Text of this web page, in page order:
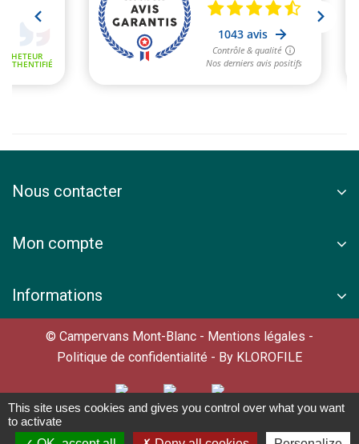
Nous contacter
Mon compte
Informations
© Campervans Mont-Blanc - Mentions légales -
Politique de confidentialité - By KLOROFILE
This site uses cookies and gives you control over what you want
to activate